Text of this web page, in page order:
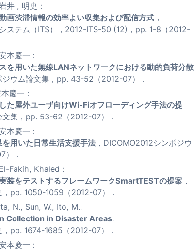
井 , 明史：
画渋滞情報の効率よい収集および配信方式 ，
ステム（ITS），2012-ITS-50 (12)，pp. 1-8（2012-
本慶一：
を用いた無線LANネットワークにおける動的負荷分散
ジウム論文集，pp. 43-52（2012-07）．
慶一：
た屋外ユーザ向けWi-Fiオフローディング手法の提
文集，pp. 53-62（2012-07）．
本慶一：
用いた日常生活支援手法 ，DICOMO2012シンポジウ
）．
Fakih, Khaled：
装をテストするフレームワークSmartTESTの提案 ，
pp. 1050-1059（2012-07）．
N., Sun, W., Ito, M.:
Collection in Disaster Areas,
pp. 1674-1685（2012-07）．
本慶一：